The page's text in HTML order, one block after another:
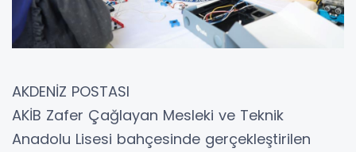
AKDENİZ POSTASI
AKİB Zafer Çağlayan Mesleki ve Teknik
Anadolu Lisesi bahçesinde gerçekleştirilen